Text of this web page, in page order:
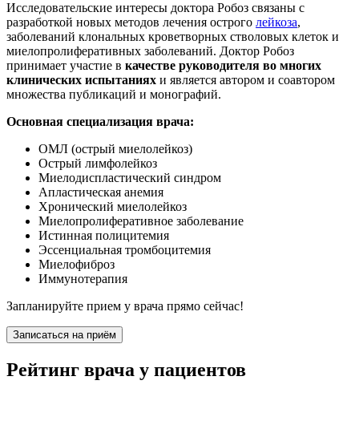
Исследовательские интересы доктора Робоз связаны с
разработкой новых методов лечения острого лейкоза,
заболеваний клональных кроветворных стволовых клеток и
миелопролиферативных заболеваний. Доктор Робоз
принимает участие в качестве руководителя во многих
клинических испытаниях и является автором и соавтором
множества публикаций и монографий.
Основная специализация врача:
ОМЛ (острый миелолейкоз)
Острый лимфолейкоз
Миелодиспластический синдром
Апластическая анемия
Хронический миелолейкоз
Миелопролиферативное заболевание
Истинная полицитемия
Эссенциальная тромбоцитемия
Миелофиброз
Иммунотерапия
Запланируйте прием у врача прямо сейчас!
Записаться на приём
Рейтинг врача у пациентов